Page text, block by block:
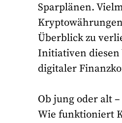
Sparplänen.
Überblick zu
Initiativen diesen
digitaler
Ob jung oder alt
Wie funktioniert